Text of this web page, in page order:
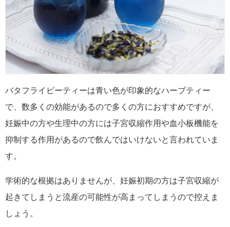
バタフライピーティーは青い色が印象的なハーブティー
で、数多くの効能があるので多くの方におすすめですが、
妊娠中の方や生理中の方には子宮収縮作用や血小板機能を
抑制する作用があるので飲んではいけないと言われていま
す。
学術的な根拠はありませんが、妊娠初期の方は子宮収縮が
起きてしまうと流産の可能性が高まってしまうので控えま
しょう。